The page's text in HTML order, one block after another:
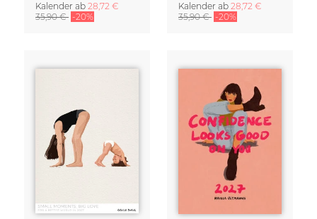
Kalender ab 28,72 €
35,90 € -20%
Kalender ab 28,72 €
35,90 € -20%